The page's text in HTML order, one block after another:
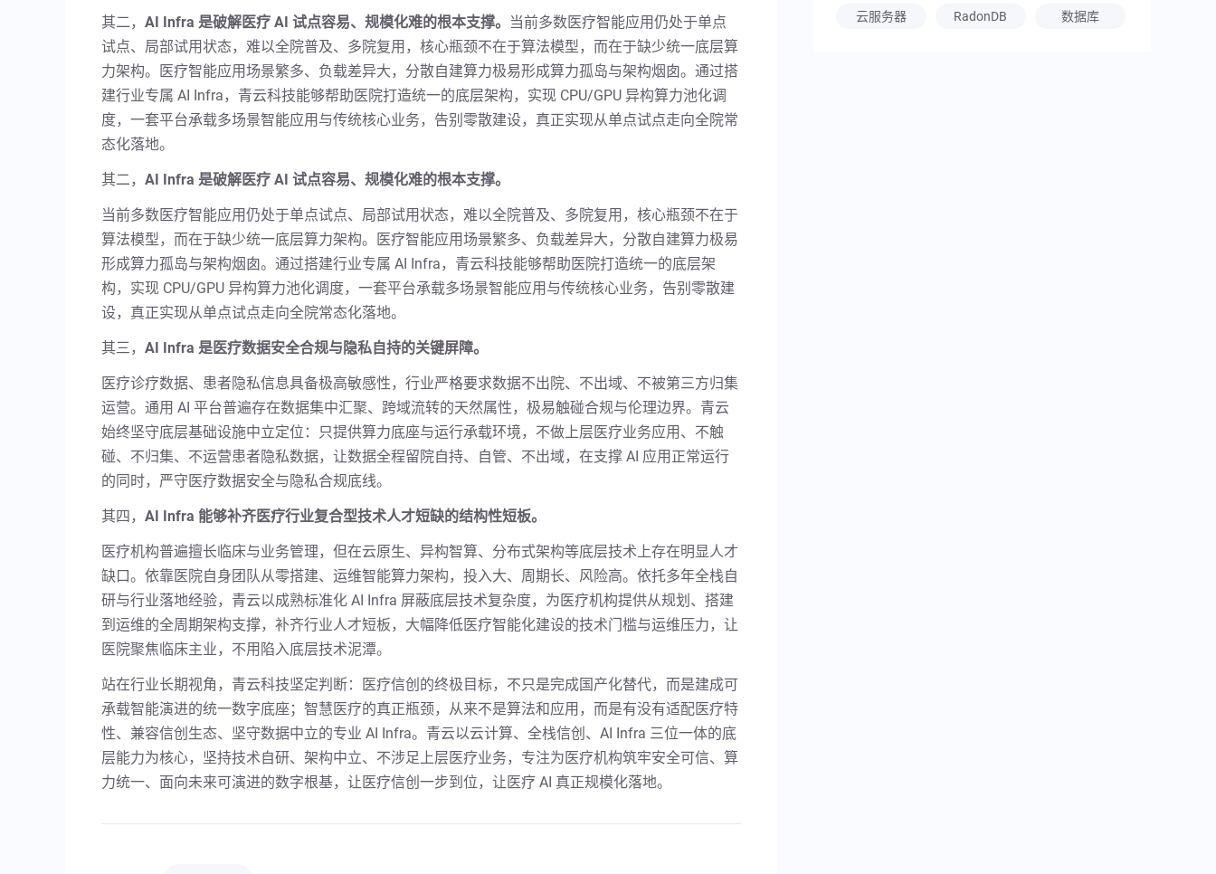
其二， AI Infra 是破解医疗 AI 试点容易、规模化难的根本支撑。 当前多数医疗智能应用仍处于单点
试点、局部试用状态，难以全院普及、多院复用，核心瓶颈不在于算法模型，而在于缺少统一底层算
力架构。医疗智能应用场景繁多、负载差异大，分散自建算力极易形成算力孤岛与架构烟囱。通过搭
建行业专属 AI Infra，青云科技能够帮助医院打造统一的底层架构，实现 CPU/GPU 异构算力池化调
度，一套平台承载多场景智能应用与传统核心业务，告别零散建设，真正实现从单点试点走向全院常
态化落地。
其二， AI Infra 是破解医疗 AI 试点容易、规模化难的根本支撑。
当前多数医疗智能应用仍处于单点试点、局部试用状态，难以全院普及、多院复用，核心瓶颈不在于
算法模型，而在于缺少统一底层算力架构。医疗智能应用场景繁多、负载差异大，分散自建算力极易
形成算力孤岛与架构烟囱。通过搭建行业专属 AI Infra，青云科技能够帮助医院打造统一的底层架
构，实现 CPU/GPU 异构算力池化调度，一套平台承载多场景智能应用与传统核心业务，告别零散建
设，真正实现从单点试点走向全院常态化落地。
其三， AI Infra 是医疗数据安全合规与隐私自持的关键屏障。
医疗诊疗数据、患者隐私信息具备极高敏感性，行业严格要求数据不出院、不出域、不被第三方归集
运营。通用 AI 平台普遍存在数据集中汇聚、跨域流转的天然属性，极易触碰合规与伦理边界。青云
始终坚守底层基础设施中立定位：只提供算力底座与运行承载环境，不做上层医疗业务应用、不触
碰、不归集、不运营患者隐私数据，让数据全程留院自持、自管、不出域，在支撑 AI 应用正常运行
的同时，严守医疗数据安全与隐私合规底线。
其四， AI Infra 能够补齐医疗行业复合型技术人才短缺的结构性短板。
医疗机构普遍擅长临床与业务管理，但在云原生、异构智算、分布式架构等底层技术上存在明显人才
缺口。依靠医院自身团队从零搭建、运维智能算力架构，投入大、周期长、风险高。依托多年全栈自
研与行业落地经验，青云以成熟标准化 AI Infra 屏蔽底层技术复杂度，为医疗机构提供从规划、搭建
到运维的全周期架构支撑，补齐行业人才短板，大幅降低医疗智能化建设的技术门槛与运维压力，让
医院聚焦临床主业，不用陷入底层技术泥潭。
站在行业长期视角，青云科技坚定判断：医疗信创的终极目标，不只是完成国产化替代，而是建成可
承载智能演进的统一数字底座；智慧医疗的真正瓶颈，从来不是算法和应用，而是有没有适配医疗特
性、兼容信创生态、坚守数据中立的专业 AI Infra。青云以云计算、全栈信创、AI Infra 三位一体的底
层能力为核心，坚持技术自研、架构中立、不涉足上层医疗业务，专注为医疗机构筑牢安全可信、算
力统一、面向未来可演进的数字根基，让医疗信创一步到位，让医疗 AI 真正规模化落地。
云服务器 RadonDB 数据库